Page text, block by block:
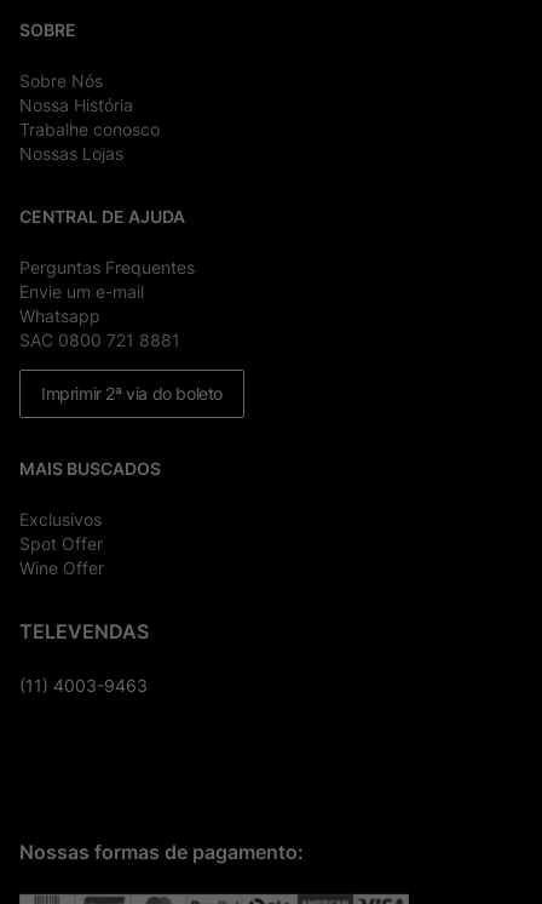
SOBRE
Sobre Nós
Nossa História
Trabalhe conosco
Nossas Lojas
CENTRAL DE AJUDA
Perguntas Frequentes
Envie um e-mail
Whatsapp
SAC 0800 721 8881
Imprimir 2ª via do boleto
MAIS BUSCADOS
Exclusivos
Spot Offer
Wine Offer
TELEVENDAS
(11) 4003-9463
Nossas formas de pagamento: